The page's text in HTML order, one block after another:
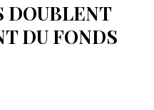
DOUBLENT
DU FONDS